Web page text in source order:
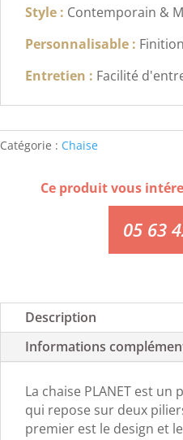
Style : Contemporain &
Personnalisable :
Entretien : Facilité
Catégorie : Chaise
Ce produit vous
05 63
Description
Informations
La chaise PLANET est
qui repose sur deux
premier est le design et